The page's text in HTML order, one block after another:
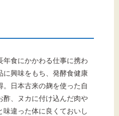
食にかかわる仕事に携わ
に興味をもち、発酵食健康
日本古来の麹を使った自
酢、ヌカに付け込んだ肉や
違った体に良くておいし